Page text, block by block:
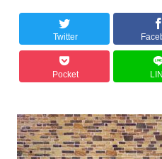
Twitter
Pocket